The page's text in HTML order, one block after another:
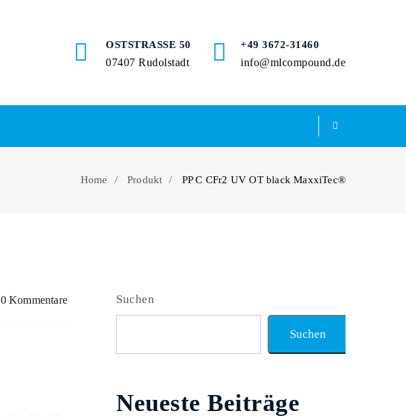
OSTSTRASSE 50
07407 Rudolstadt
+49 3672-31460
info@mlcompound.de
Home Produkt PP C CFr2 UV OT black MaxxiTec®
0 Kommentare Suchen
Suchen
Neueste Beiträge